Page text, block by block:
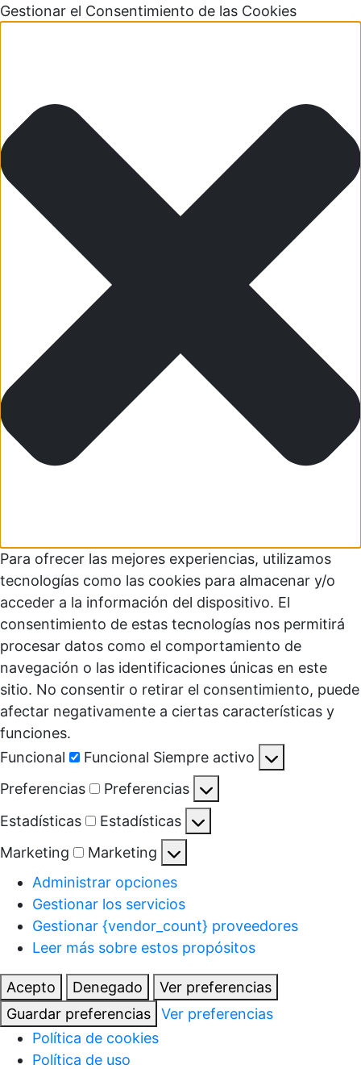
Gestionar el Consentimiento de las Cookies
Para ofrecer las mejores experiencias, utilizamos
tecnologías como las cookies para almacenar y/o
acceder a la información del dispositivo. El
consentimiento de estas tecnologías nos permitirá
procesar datos como el comportamiento de
navegación o las identificaciones únicas en este
sitio. No consentir o retirar el consentimiento, puede
afectar negativamente a ciertas características y
funciones.
Funcional
Funcional Siempre activo
Preferencias
Preferencias
Estadísticas
Estadísticas
Marketing
Marketing
Administrar opciones
Gestionar los servicios
Gestionar {vendor_count} proveedores
Leer más sobre estos propósitos
Acepto Denegado
Ver preferencias
Guardar preferencias
Ver preferencias
Política de cookies
Política de uso